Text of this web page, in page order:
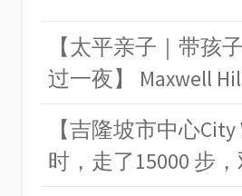
【太平亲子｜带孩
过一夜】 Maxwell
【吉隆坡市中心
时，走了15000 步